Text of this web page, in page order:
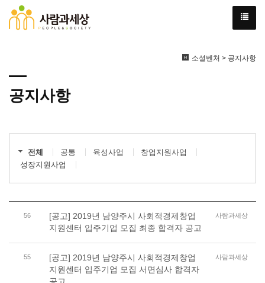
소셜벤처 > 공지사항
공지사항
전체 공통 육성사업
창업지원사업
성장지원사업
56
[공고] 2019년 남양주시 사회적경제창업
지원센터 입주기업 모집 최종 합격자 공고
사람과세상
55
[공고] 2019년 남양주시 사회적경제창업
지원센터 입주기업 모집 서면심사 합격자
사람과세상